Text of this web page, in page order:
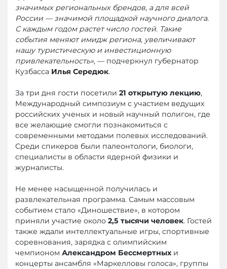
значимых региональных брендов, а для всей
России — значимой площадкой научного диалога.
С каждым годом растет число гостей. Такие
события меняют имидж региона, увеличивают
нашу туристическую и инвестиционную
привлекательность», — подчеркнул губернатор
Кузбасса Илья Середюк.
За три дня гости посетили 21 открытую лекцию,
Международный симпозиум с участием ведущих
российских ученых и новый научный полигон, где
все желающие смогли познакомиться с
современными методами полевых исследований.
Среди спикеров были палеонтологи, биологи,
специалисты в области ядерной физики и
журналисты.
Не менее насыщенной получилась и
развлекательная программа. Самым массовым
событием стало «Диношествие», в котором
приняли участие около 2,5 тысячи человек. Гостей
также ждали интеллектуальные игры, спортивные
соревнования, зарядка с олимпийским
чемпионом Александром Бессмертныхи
концерты ансамбля «Маркелловы голоса», группы